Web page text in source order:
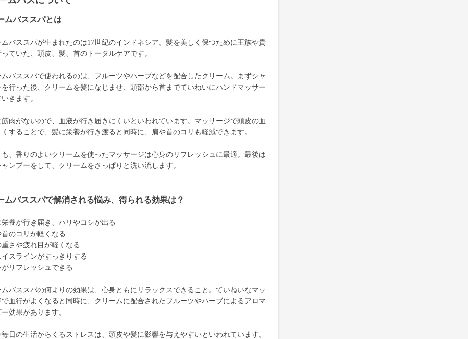
ムバススパとは
ムバススパが生まれたのは17世紀のインドネシア。髪を美しく保つために王族や貴
ていた、頭皮、髪、首のトータルケアです。
ムバススパで使われるのは、フルーツやハーブなどを配合したクリーム。まずシャ
を行った後、クリームを髪になじませ、頭部から首までていねいにハンドマッサー
きます。
肉がないので、血液が行き届きにくいといわれています。マッサージで頭皮の血
することで、髪に栄養が行き渡ると同時に、肩や首のコリも軽減できます。
、香りのよいクリームを使ったマッサージは心身のリフレッシュに最適。最後は
ンプーをして、クリームをさっぱりと洗い流します。
ムバススパで解消される悩み、得られる効果は？
栄養が行き届き、ハリやコシが出る
首のコリが軽くなる
重さや疲れ目が軽くなる
イスラインがすっきりする
がリフレッシュできる
ムバススパの何よりの効果は、心身ともにリラックスできること。ていねいなマッ
血行がよくなると同時に、クリームに配合されたフルーツやハーブによるアロマ
効果があります。
日の生活からくるストレスは、頭皮や髪に影響を与えやすいといわれています。